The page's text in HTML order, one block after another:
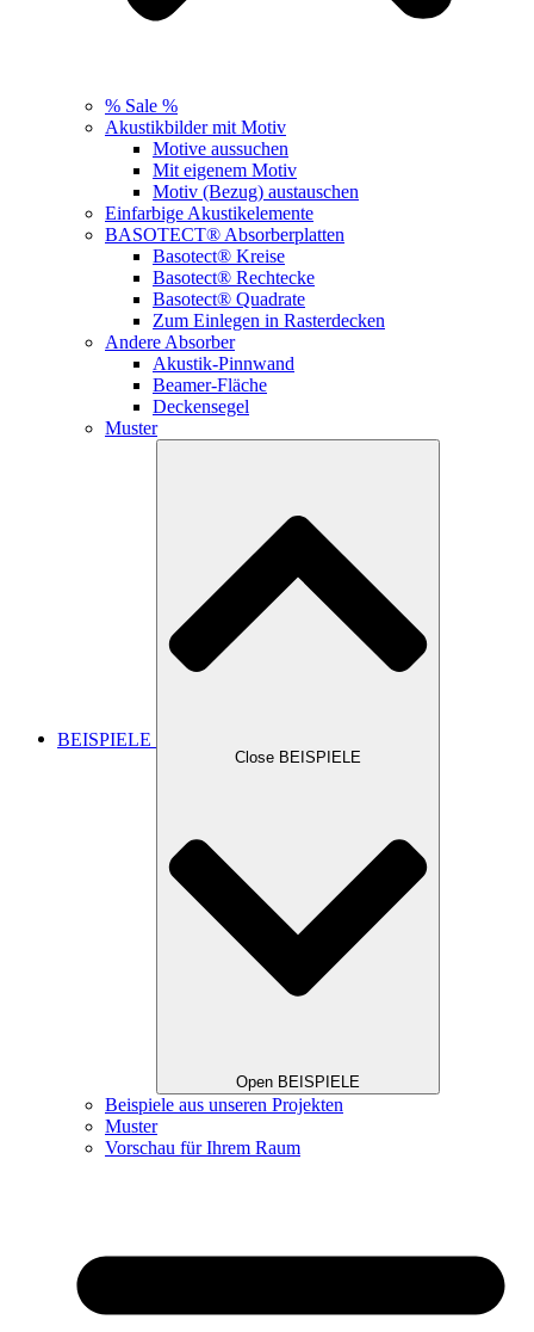
% Sale %
Akustikbilder mit Motiv
Motive aussuchen
Mit eigenem Motiv
Motiv (Bezug) austauschen
Einfarbige Akustikelemente
BASOTECT® Absorberplatten
Basotect® Kreise
Basotect® Rechtecke
Basotect® Quadrate
Zum Einlegen in Rasterdecken
Andere Absorber
Akustik-Pinnwand
Beamer-Fläche
Deckensegel
Muster
BEISPIELE
Close BEISPIELE
Open BEISPIELE
Beispiele aus unseren Projekten
Muster
Vorschau für Ihrem Raum